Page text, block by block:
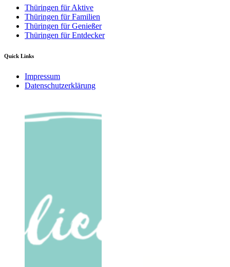
Thüringen für Aktive
Thüringen für Familien
Thüringen für Genießer
Thüringen für Entdecker
Quick Links
Impressum
Datenschutzerklärung